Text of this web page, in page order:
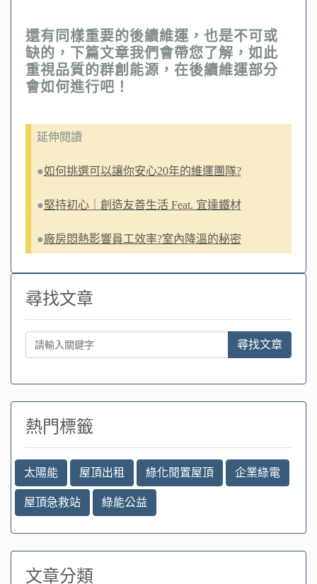
還有同樣重要的後續維運，也是不可或
缺的，下篇文章我們會帶您了解，如此
重視品質的群創能源，在後續維運部分
會如何進行吧！
延伸閱讀
●如何挑選可以讓你安心20年的維運團隊?
●堅持初心｜創造友善生活 Feat. 宜達鐵材
●廠房悶熱影響員工效率?室內降溫的秘密
尋找文章
尋找文章
熱門標籤
太陽能 屋頂出租 綠化閒置屋頂 企業綠電
屋頂急救站 綠能公益
文章分類